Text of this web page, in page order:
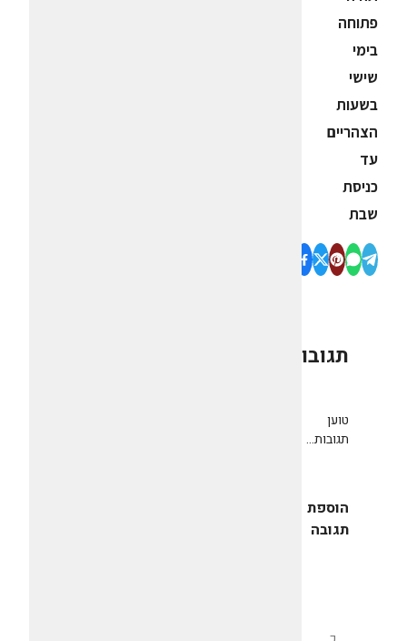
פתוחה
בימי
שישי
בשעות
הצהריים
עד
כניסת
שבת
תגובות
טוען
תגובות...
הוספת
תגובה